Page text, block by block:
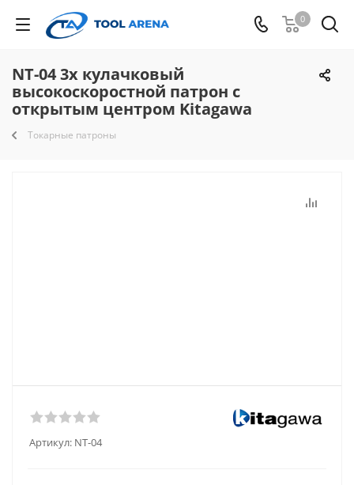
0
NT-04 3х кулачковый
высокоскоростной патрон с
открытым центром Kitagawa
Токарные патроны
Артикул: NT-04